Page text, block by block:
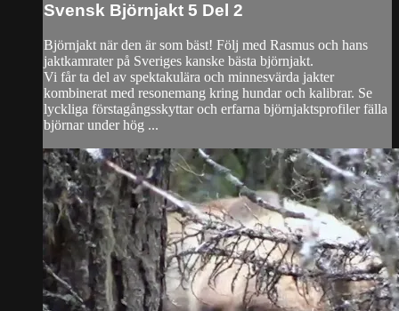
Svensk Björnjakt 5 Del 2
Björnjakt när den är som bäst! Följ med Rasmus och hans
jaktkamrater på Sveriges kanske bästa björnjakt.
Vi får ta del av spektakulära och minnesvärda jakter
kombinerat med resonemang kring hundar och kalibrar. Se
lyckliga förstagångsskyttar och erfarna björnjaktsprofiler fälla
björnar under hög ...